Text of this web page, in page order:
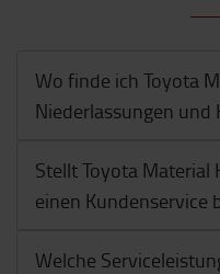
Wo finde ich Toyota
Niederlassungen und
Stellt Toyota Material
einen Kundenservice
Welche